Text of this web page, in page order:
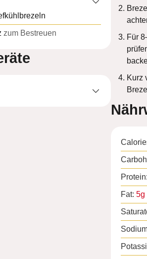
zum Bestreuen
Für
Kurz
Protein:
Fat: 5g